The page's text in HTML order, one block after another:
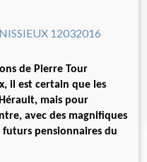
de Pierre Tour
il est certain que les
mais pour
avec des magnifiques
pensionnaires du